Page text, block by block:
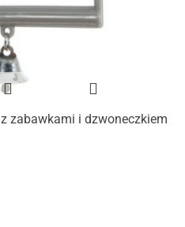
zabawkami i dzwoneczkiem